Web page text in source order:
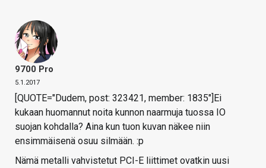
9700 Pro
5.1.2017
[QUOTE="Dudem, post: 323421, member: 1835"]Ei
kukaan huomannut noita kunnon naarmuja tuossa IO
suojan kohdalla? Aina kun tuon kuvan näkee niin
ensimmäisenä osuu silmään. :p
Nämä metalli vahvistetut PCI-E liittimet ovatkin uusi